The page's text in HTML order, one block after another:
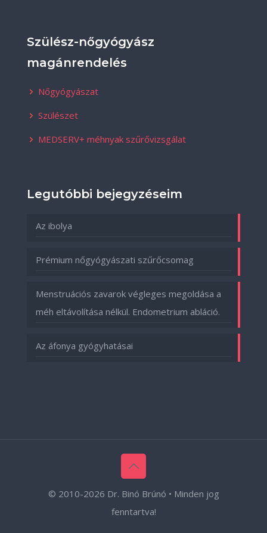
Szülész-nőgyógyász
magánrendelés
Nőgyógyászat
Szülészet
MEDSERV+ méhnyak szűrővizsgálat
Legutóbbi bejegyzéseim
Az ibolya
Prémium nőgyógyászati szűrőcsomag
Menstruációs zavarok végleges megoldása a
méh eltávolítása nélkül. Endometrium abláció.
Az áfonya gyógyhatásai
© 2010-2026 Dr. Binó Brúnó • Minden jog
fenntartva!